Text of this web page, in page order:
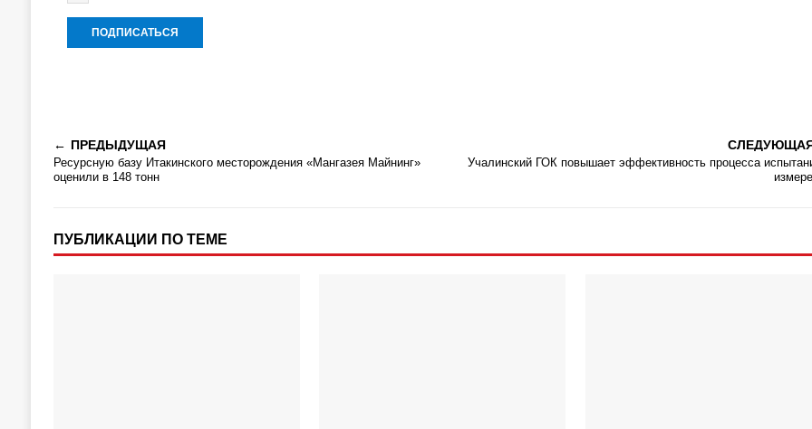
ПРЕДЫДУЩАЯ
Ресурсную базу Итакинского месторождения «Мангазея Майнинг»
оценили в 148 тонн
Учалинский ГОК повышает эффективность процесса
ПУБЛИКАЦИИ ПО ТЕМЕ